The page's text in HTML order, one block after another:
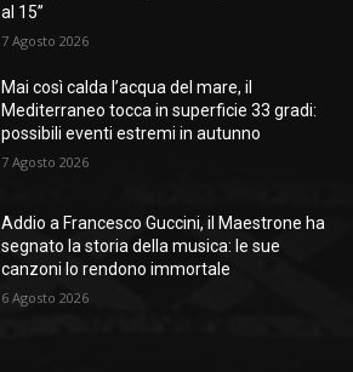
al 15”
7 Agosto 2026
Mai così calda l’acqua del mare, il
Mediterraneo tocca in superficie 33 gradi:
possibili eventi estremi in autunno
7 Agosto 2026
Addio a Francesco Guccini, il Maestrone ha
segnato la storia della musica: le sue
canzoni lo rendono immortale
6 Agosto 2026